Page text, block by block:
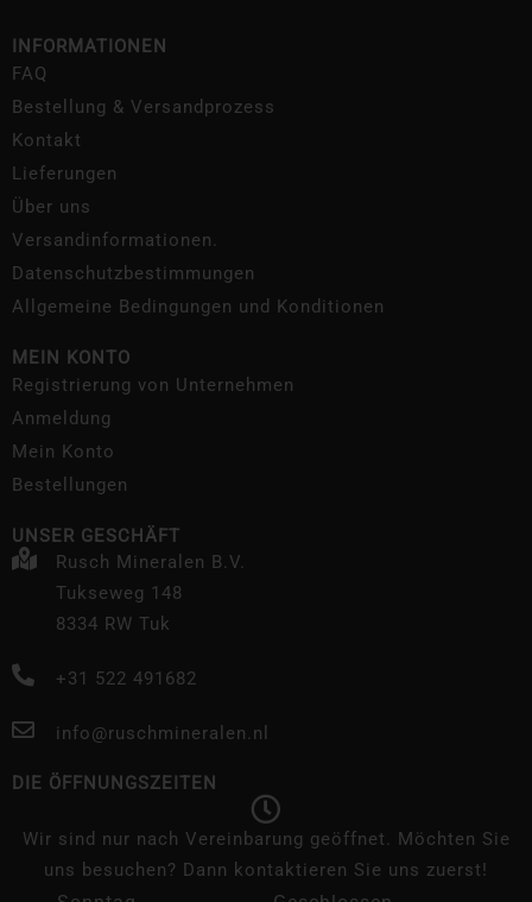
INFORMATIONEN
FAQ
Bestellung & Versandprozess
Kontakt
Lieferungen
Über uns
Versandinformationen.
Datenschutzbestimmungen
Allgemeine Bedingungen und Konditionen
MEIN KONTO
Registrierung von Unternehmen
Anmeldung
Mein Konto
Bestellungen
UNSER GESCHÄFT
Rusch Mineralen B.V.
Tukseweg 148
8334 RW Tuk
+31 522 491682
info@ruschmineralen.nl
DIE ÖFFNUNGSZEITEN
Wir sind nur nach Vereinbarung geöffnet. Möchten Sie
uns besuchen? Dann kontaktieren Sie uns zuerst!